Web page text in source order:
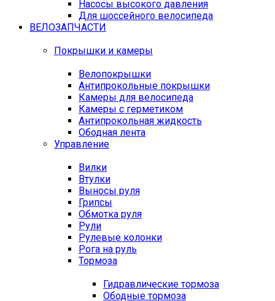
Насосы высокого давления
Для шоссейного велосипеда
ВЕЛОЗАПЧАСТИ
Покрышки и камеры
Велопокрышки
Антипрокольные покрышки
Камеры для велосипеда
Камеры с герметиком
Антипрокольная жидкость
Ободная лента
Управление
Вилки
Втулки
Выносы руля
Грипсы
Обмотка руля
Рули
Рулевые колонки
Рога на руль
Тормоза
Гидравлические тормоза
Ободные тормоза